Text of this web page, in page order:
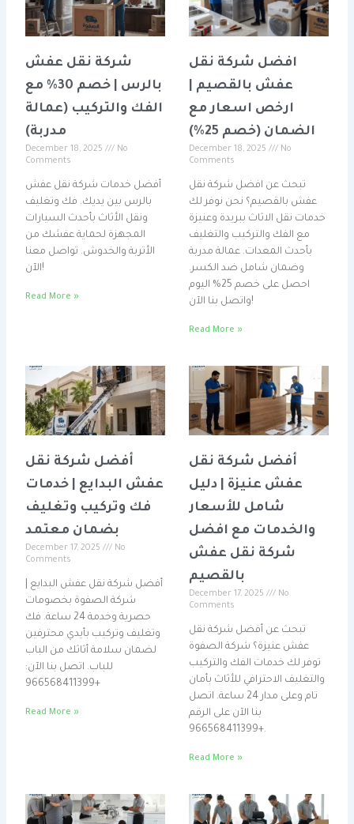
شركة نقل عفش
بالرس | خصم 30% مع
الفك والتركيب (عمالة
مدربة)
December 18, 2025
No
Comments
أفضل خدمات شركة نقل عفش
بالرس بين يديك. فك وتغليف
ونقل الأثاث بأحدث السيارات
المجهزة لحماية عفشك من
الأتربة والخدوش. تواصل معنا
الآن!
Read More »
افضل شركة نقل
عفش بالقصيم |
ارخص اسعار مع
الضمان (خصم 25%)
December 18, 2025
No
Comments
تبحث عن افضل شركة نقل
عفش بالقصيم؟ نحن نوفر لك
خدمات نقل الاثاث ببريدة وعنيزة
مع الفك والتركيب والتغليف
بأحدث المعدات. عمالة مدربة
وضمان شامل ضد الكسر.
احصل على خصم 25% اليوم
واتصل بنا الآن!
Read More »
أفضل شركة نقل
عفش البدايع | خدمات
فك وتركيب وتغليف
بضمان معتمد
December 17, 2025
No
Comments
أفضل شركة نقل عفش البدايع |
شركة الصفوة بخصومات
حصرية وخدمة 24 ساعة. فك
وتغليف وتركيب بأيدي محترفين
لضمان سلامة أثاثك من الباب
للباب. اتصل بنا الآن:
+966568411399
Read More »
أفضل شركة نقل
عفش عنيزة | دليل
شامل للأسعار
والخدمات مع افضل
شركة نقل عفش
بالقصيم
December 17, 2025
No
Comments
تبحث عن أفضل شركة نقل
عفش عنيزة؟ شركة الصفوة
توفر لك خدمات الفك والتركيب
والتغليف الاحترافي للأثاث بأمان
تام وعلى مدار 24 ساعة. اتصل
بنا الآن على الرقم
+966568411399.
Read More »